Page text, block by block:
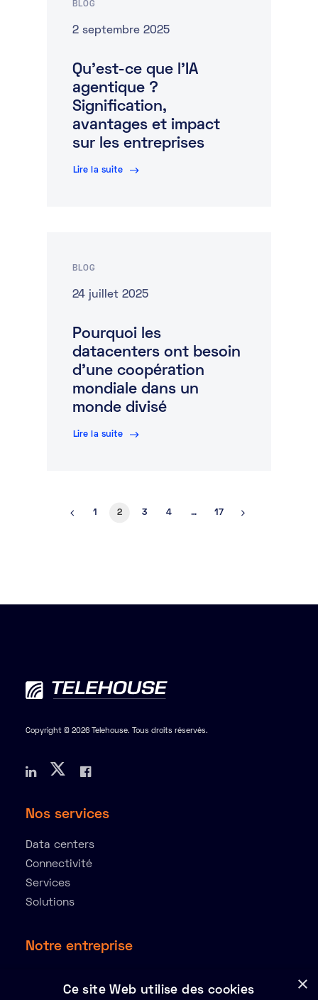
BLOG
2 septembre 2025
Qu’est-ce que l’IA
agentique ?
Signification,
avantages et impact
sur les entreprises
Lire la suite
BLOG
24 juillet 2025
Pourquoi les
datacenters ont besoin
d’une coopération
mondiale dans un
monde divisé
Lire la suite
1 2 3 4 … 17
Copyright © 2026 Telehouse. Tous droits réservés.
Nos services
Data centers
Connectivité
Services
Solutions
Notre entreprise
Ressources
×
Ce site Web utilise des cookies